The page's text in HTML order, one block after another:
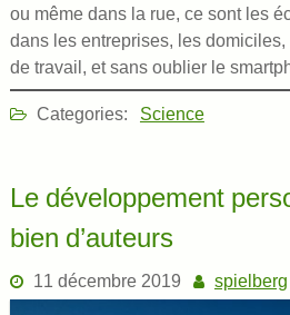
ou même dans la rue, ce sont les
dans les entreprises, les
de travail, et sans oublier le
Categories: Science
Le développement
bien d’auteurs
11 décembre 2019 spielberg